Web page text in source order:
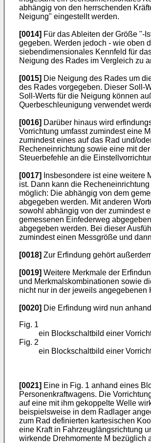
abhängig von den herrschenden
Neigung" eingestellt werden.
[0014] Für das Ableiten der Größe "-
gegeben. Werden jedoch - wie oben
siebendimensionales Kennfeld für
Neigung des Rades im Vergleich zu
[0015] Die Neigung des Rades um
des Rades vorgegeben. Dieser Soll-
Soll-Werts für die Neigung können
Querbeschleunigung verwendet
[0016] Darüber hinaus wird
Vorrichtung umfasst zumindest eine
zumindest eines auf das Rad und/
Recheneinrichtung sowie eine mit
Steuerbefehle an die
[0017]
Insbesondere ist eine weitere
ist. Dann kann die
möglich: Die abhängig von dem
abgegeben werden. Mit anderen
sowohl abhängig von der zumindest
gemessenen Einfederweg
abgegeben werden. Bei dieser
zumindest einen Messgröße und
[0018] Zur Erfindung gehört
[0019] Weitere Merkmale der
und Merkmalskombinationen sowie
nicht nur in der jeweils
[0020] Die Erfindung wird nun
Fig. 1
ein Blockschaltbild einer
Fig. 2
ein Blockschaltbild einer
[0021] Eine in Fig. 1 anhand eines
Personenkraftwagens. Die
auf eine mit ihm gekoppelte Welle
beispielsweise in dem Radlager
zum Rad definierten kartesischen
eine Kraft in Fahrzeuglängsrichtung
wirkende Drehmomente M bezüglich